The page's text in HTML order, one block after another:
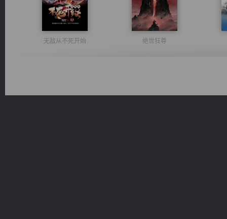
无敌从不死开始 绝世狂尊